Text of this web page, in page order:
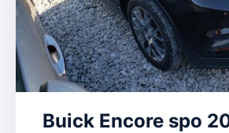
Buick Encore spo